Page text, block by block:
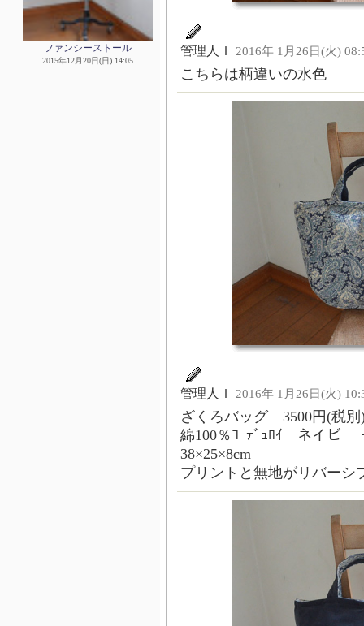
ファンシーストール
2015年12月20日(日) 14:05
管理人Ｉ 2016年 1月26日(火)
こちらは柄違いの水色
管理人Ｉ 2016年 1月26日(火)
ざくろバッグ 3500円(税別
綿100％ｺｰﾃﾞｭﾛｲ ネイビー
38×25×8cm
プリントと無地がリバーシ